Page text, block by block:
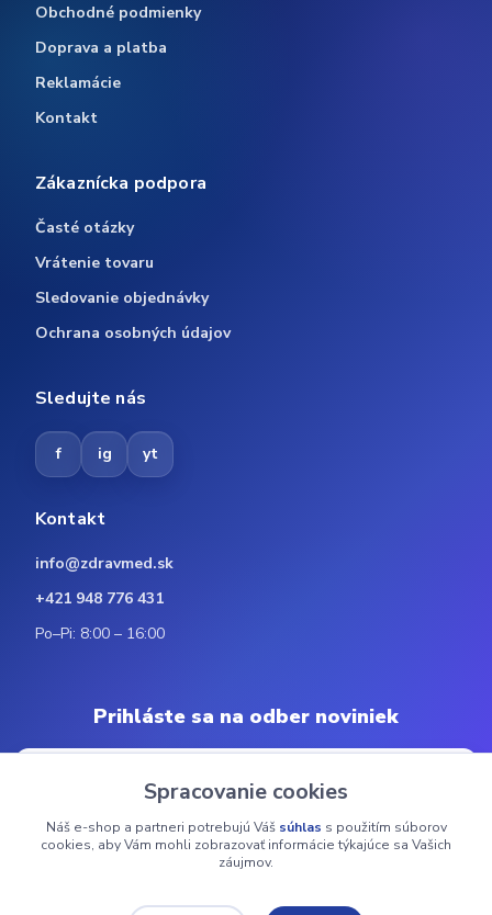
Obchodné podmienky
Doprava a platba
Reklamácie
Kontakt
Zákaznícka podpora
Časté otázky
Vrátenie tovaru
Sledovanie objednávky
Ochrana osobných údajov
Sledujte nás
f ig yt
Kontakt
info@zdravmed.sk
+421 948 776 431
Po–Pi: 8:00 – 16:00
Prihláste sa na odber noviniek
Odoberať
Spracovanie cookies
Náš e-shop a partneri potrebujú Váš súhlas s použitím súborov
cookies, aby Vám mohli zobrazovať informácie týkajúce sa Vašich
záujmov.